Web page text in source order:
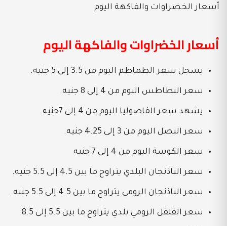
أسعار الخضراوات والفاكهة اليوم
أسعار الخضراوات والفاكهة اليوم
يسجل سعر الطماطم اليوم من 3.5 إلى 5 جنيه.
سعر البطاطس اليوم من 4 إلى 8 جنيه.
يشهد سعر الفاصوليا اليوم من 4 إلى 7جنيه.
سعر البصل اليوم من 3 إلى 4.25 جنيه.
سعر الكوسة اليوم من 4 إلى 7 جنيه
سعر الباذنجان البلدي يتراوح ما بين 4.5 إلى 5.5 جنيه.
سعر الباذنجان الرومي يتراوح ما بين 4.5 إلى 5.5 جنيه.
سعر الفلفل الرومي بلدي يتراوح ما بين 5.5 إلى 8.5